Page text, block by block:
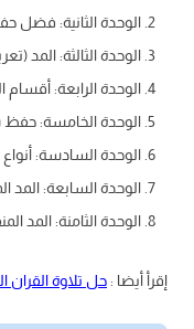
الوحدة الثانية: فضل
الوحدة الثالثة: المد
الوحدة الرابعة: أقسام
الوحدة الخامسة: حفظ
الوحدة السادسة: أنواع
الوحدة السابعة: المد
الوحدة الثامنة: المد
إقرأ أيضا :حل تلاوة القران